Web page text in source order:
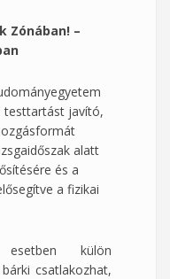
Zónában! –
testtartást javító,
alatt
és a
a fizikai
külön
csatlakozhat,